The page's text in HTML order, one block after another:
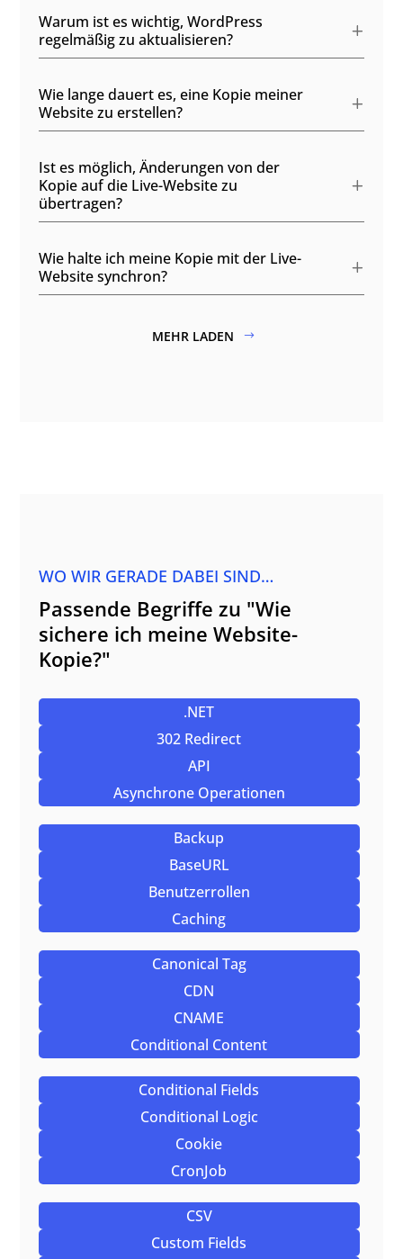
Warum ist es wichtig, WordPress
regelmäßig zu aktualisieren?
Wie lange dauert es, eine Kopie meiner
Website zu erstellen?
Ist es möglich, Änderungen von der
Kopie auf die Live-Website zu
übertragen?
Wie halte ich meine Kopie mit der Live-
Website synchron?
MEHR LADEN
WO WIR GERADE DABEI SIND…
Passende Begriffe zu "Wie
sichere ich meine Website-
Kopie?"
.NET
302 Redirect
API
Asynchrone Operationen
Backup
BaseURL
Benutzerrollen
Caching
Canonical Tag
CDN
CNAME
Conditional Content
Conditional Fields
Conditional Logic
Cookie
CronJob
CSV
Custom Fields